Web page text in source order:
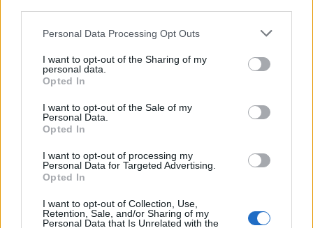
Please note that this website/app uses one or more Google
not limited to your visit or usage behaviour. You may click to
grant or deny consent to Google and its third-party tags to
use your data for below specified purposes in below Google
consent section.
Personal Data Processing Opt Outs
I want to opt-out of the Sharing of my
personal data.
Opted In
I want to opt-out of the Sale of my
Personal Data.
Opted In
I want to opt-out of processing my
Personal Data for Targeted Advertising.
Opted In
I want to opt-out of Collection, Use,
Retention, Sale, and/or Sharing of my
Personal Data that Is Unrelated with the
Οκτωβρίου 2023, εφόσον έχει συγκεντρώσει
ποσοστό μεγαλύτερο του 43% επί του συνόλου των
έγκυρων ψηφοδελτίων. Σε διαφορετική
την επόμενη Κυριακή μεταξύ των δύο πρώτων σε
ψήφους συνδυασμούς. Για την εκλογή Δημοτικών
και Περιφερειακών Συμβούλων, το απαραίτητο
ποσοστό εξαρτάται από πολλούς παράγοντες,
τις επιδόσεις των άλλων συνδυασμών. Απαραίτητη